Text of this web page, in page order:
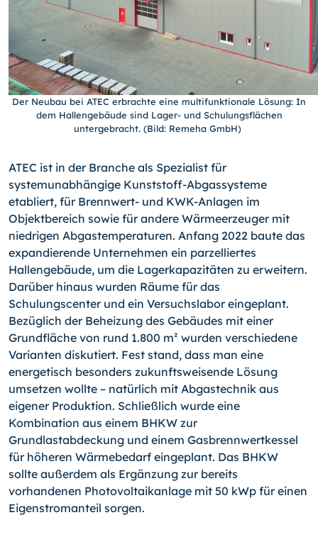
Der Neubau bei ATEC erbrachte eine multifunktionale Lösung: In
dem Hallengebäude sind Lager- und Schulungsflächen
untergebracht. (Bild: Remeha GmbH)
ATEC ist in der Branche als Spezialist für
systemunabhängige Kunststoff-Abgassysteme
etabliert, für Brennwert- und KWK-Anlagen im
Objektbereich sowie für andere Wärmeerzeuger mit
niedrigen Abgastemperaturen. Anfang 2022 baute das
expandierende Unternehmen ein parzelliertes
Hallengebäude, um die Lagerkapazitäten zu erweitern.
Darüber hinaus wurden Räume für das
Schulungscenter und ein Versuchslabor eingeplant.
Bezüglich der Beheizung des Gebäudes mit einer
Grundfläche von rund 1.800 m² wurden verschiedene
Varianten diskutiert. Fest stand, dass man eine
energetisch besonders zukunftsweisende Lösung
umsetzen wollte – natürlich mit Abgastechnik aus
eigener Produktion. Schließlich wurde eine
Kombination aus einem BHKW zur
Grundlastabdeckung und einem Gasbrennwertkessel
für höheren Wärmebedarf eingeplant. Das BHKW
sollte außerdem als Ergänzung zur bereits
vorhandenen Photovoltaikanlage mit 50 kWp für einen
Eigenstromanteil sorgen.